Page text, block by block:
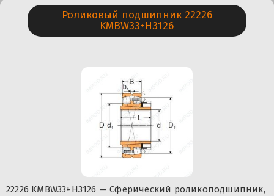
Роликовый подшипник 22226
KMBW33+H3126
22226 KMBW33+H3126 — Сферический роликоподшипник,